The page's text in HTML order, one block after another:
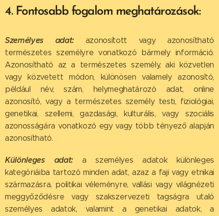
4. Fontosabb fogalom meghatározások:
Személyes adat: azonosított vagy azonosítható
természetes személyre vonatkozó bármely információ.
Azonosítható az a természetes személy, aki közvetlen
vagy közvetett módon, különösen valamely azonosító,
például név, szám, helymeghatározó adat, online
azonosító, vagy a természetes személy testi, fiziológiai,
genetikai, szellemi, gazdasági, kulturális, vagy szociális
azonosságára vonatkozó egy vagy több tényező alapján
azonosítható.
Különleges adat: a személyes adatok különleges
kategóriáiba tartozó minden adat, azaz a faji vagy etnikai
származásra, politikai véleményre, vallási vagy világnézeti
meggyőződésre vagy szakszervezeti tagságra utaló
személyes adatok, valamint a genetikai adatok, a